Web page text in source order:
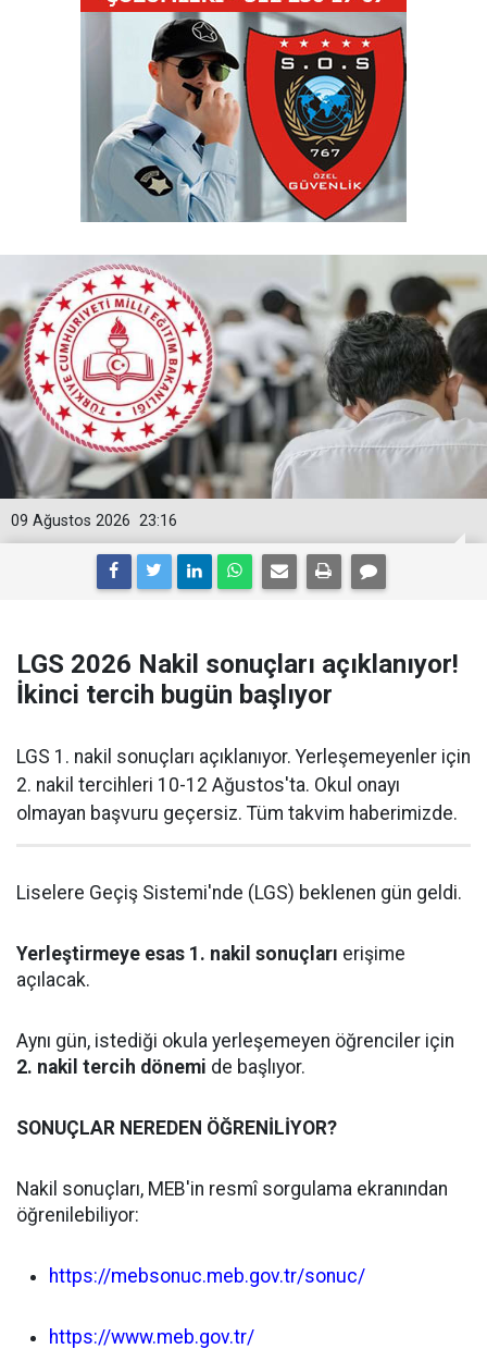
23:16
09 Ağustos 2026
LGS 2026 Nakil sonuçları açıklanıyor!
İkinci tercih bugün başlıyor
LGS 1. nakil sonuçları açıklanıyor. Yerleşemeyenler için
2. nakil tercihleri 10-12 Ağustos'ta. Okul onayı
olmayan başvuru geçersiz. Tüm takvim haberimizde.
Liselere Geçiş Sistemi'nde (LGS) beklenen gün geldi.
Yerleştirmeye esas 1. nakil sonuçları erişime
açılacak.
Aynı gün, istediği okula yerleşemeyen öğrenciler için
2. nakil tercih dönemi de başlıyor.
SONUÇLAR NEREDEN ÖĞRENİLİYOR?
Nakil sonuçları, MEB'in resmî sorgulama ekranından
öğrenilebiliyor:
https://mebsonuc.meb.gov.tr/sonuc/
https://www.meb.gov.tr/